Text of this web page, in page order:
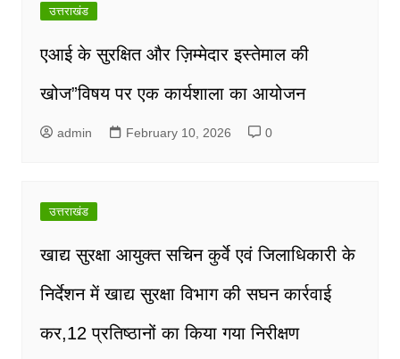
उत्तराखंड
एआई के सुरक्षित और ज़िम्मेदार इस्तेमाल की
खोज”विषय पर एक कार्यशाला का आयोजन
admin February 10, 2026 0
उत्तराखंड
खाद्य सुरक्षा आयुक्त सचिन कुर्वे एवं जिलाधिकारी के
निर्देशन में खाद्य सुरक्षा विभाग की सघन कार्रवाई
कर,12 प्रतिष्ठानों का किया गया निरीक्षण